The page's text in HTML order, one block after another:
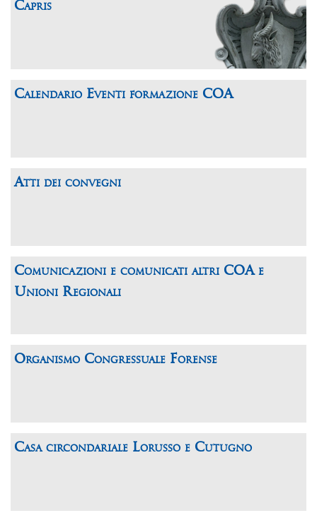
Capris
Calendario Eventi formazione COA
Atti dei convegni
Comunicazioni e comunicati altri COA e
Unioni Regionali
Organismo Congressuale Forense
Casa circondariale Lorusso e Cutugno